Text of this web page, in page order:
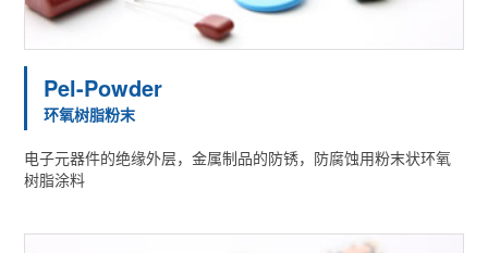
Pel-Powder
环氧树脂粉末
电子元器件的绝缘外层，金属制品的防锈，防腐蚀用粉末状环氧
树脂涂料